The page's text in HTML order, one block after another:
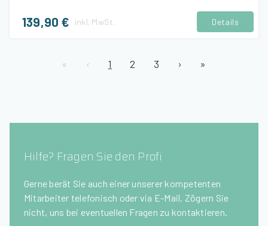
139,90 € inkl. MwSt. Details
« ‹ 1 2 3 › »
Hilfe? Fragen Sie den Profi
Gerne berät Sie auch einer unserer kompetenten
Mitarbeiter telefonisch oder via E-Mail. Zögern Sie
nicht, uns bei eventuellen Fragen zu kontaktieren.